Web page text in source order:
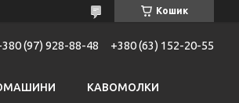
Кошик
(97) 928-88-48 +380 (63) 152-20-55
КАВОМОЛКИ